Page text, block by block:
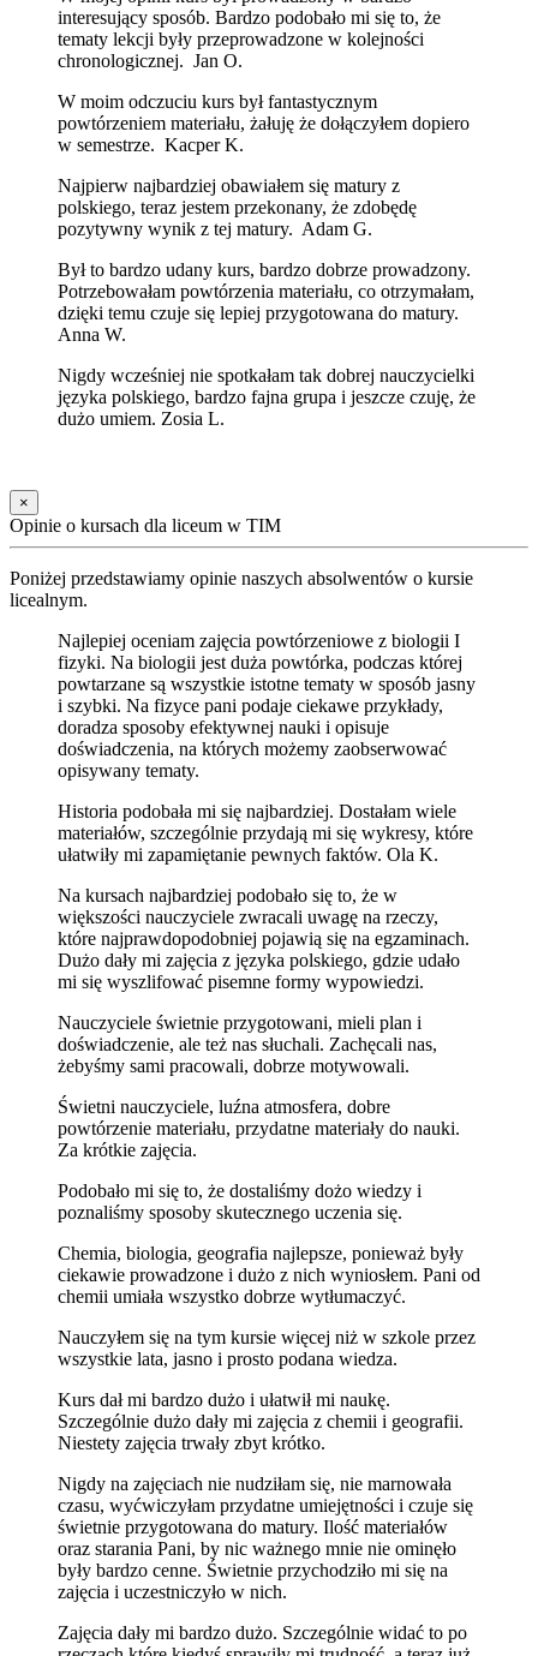
interesujący sposób. Bardzo podobało mi się to, że
tematy lekcji były przeprowadzone w kolejności
chronologicznej. Jan O.
W moim odczuciu kurs był fantastycznym
powtórzeniem materiału, żałuję że dołączyłem dopiero
w semestrze. Kacper K.
Najpierw najbardziej obawiałem się matury z
polskiego, teraz jestem przekonany, że zdobędę
pozytywny wynik z tej matury. Adam G.
Był to bardzo udany kurs, bardzo dobrze prowadzony.
Potrzebowałam powtórzenia materiału, co otrzymałam,
dzięki temu czuje się lepiej przygotowana do matury.
Anna W.
Nigdy wcześniej nie spotkałam tak dobrej nauczycielki
języka polskiego, bardzo fajna grupa i jeszcze czuję, że
dużo umiem. Zosia L.
×
Opinie o kursach dla liceum w TIM
Poniżej przedstawiamy opinie naszych absolwentów o kursie
licealnym.
Najlepiej oceniam zajęcia powtórzeniowe z biologii I
fizyki. Na biologii jest duża powtórka, podczas której
powtarzane są wszystkie istotne tematy w sposób jasny
i szybki. Na fizyce pani podaje ciekawe przykłady,
doradza sposoby efektywnej nauki i opisuje
doświadczenia, na których możemy zaobserwować
opisywany tematy.
Historia podobała mi się najbardziej. Dostałam wiele
materiałów, szczególnie przydają mi się wykresy, które
ułatwiły mi zapamiętanie pewnych faktów. Ola K.
Na kursach najbardziej podobało się to, że w
większości nauczyciele zwracali uwagę na rzeczy,
które najprawdopodobniej pojawią się na egzaminach.
Dużo dały mi zajęcia z języka polskiego, gdzie udało
mi się wyszlifować pisemne formy wypowiedzi.
Nauczyciele świetnie przygotowani, mieli plan i
doświadczenie, ale też nas słuchali. Zachęcali nas,
żebyśmy sami pracowali, dobrze motywowali.
Świetni nauczyciele, luźna atmosfera, dobre
powtórzenie materiału, przydatne materiały do nauki.
Za krótkie zajęcia.
Podobało mi się to, że dostaliśmy dożo wiedzy i
poznaliśmy sposoby skutecznego uczenia się.
Chemia, biologia, geografia najlepsze, ponieważ były
ciekawie prowadzone i dużo z nich wyniosłem. Pani od
chemii umiała wszystko dobrze wytłumaczyć.
Nauczyłem się na tym kursie więcej niż w szkole przez
wszystkie lata, jasno i prosto podana wiedza.
Kurs dał mi bardzo dużo i ułatwił mi naukę.
Szczególnie dużo dały mi zajęcia z chemii i geografii.
Niestety zajęcia trwały zbyt krótko.
Nigdy na zajęciach nie nudziłam się, nie marnowała
czasu, wyćwiczyłam przydatne umiejętności i czuje się
świetnie przygotowana do matury. Ilość materiałów
oraz starania Pani, by nic ważnego mnie nie ominęło
były bardzo cenne. Świetnie przychodziło mi się na
zajęcia i uczestniczyło w nich.
Zajęcia dały mi bardzo dużo. Szczególnie widać to po